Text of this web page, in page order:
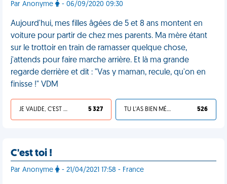
Par Anonyme - 06/09/2020 09:30
Aujourd'hui, mes filles âgées de 5 et 8 ans montent en
voiture pour partir de chez mes parents. Ma mère étant
sur le trottoir en train de ramasser quelque chose,
j'attends pour faire marche arrière. Et là ma grande
regarde derrière et dit : "Vas y maman, recule, qu'on en
finisse !" VDM
JE VALIDE, C'EST UNE VDM 5 327 TU L'AS BIEN MÉRITÉ 526
C'est toi !
Par Anonyme - 21/04/2021 17:58 - France